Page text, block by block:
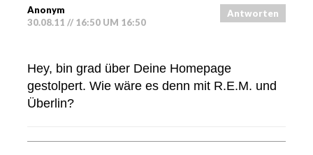
Anonym
30.08.11 // 16:50 UM 16:50
Antworten
Hey, bin grad über Deine Homepage
gestolpert. Wie wäre es denn mit R.E.M. und
Überlin?